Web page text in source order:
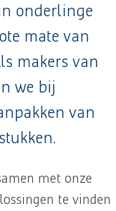
onderlinge
mate van
makers van
we bij
van
met onze
te vinden